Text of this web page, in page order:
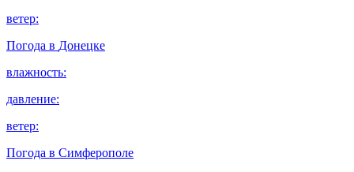
ветер:
Погода в Донецке
влажность:
давление:
ветер:
Погода в Симферополе